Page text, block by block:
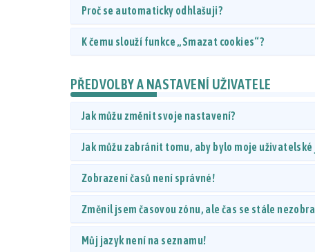
Proč se automaticky odhlašuji?
K čemu slouží funkce „Smazat cookies“?
PŘEDVOLBY A NASTAVENÍ UŽIVATELE
Jak můžu změnit svoje nastavení?
Jak můžu zabránit tomu, aby bylo moje
Zobrazení časů není správné!
Změnil jsem časovou zónu, ale čas se stále
Můj jazyk není na seznamu!